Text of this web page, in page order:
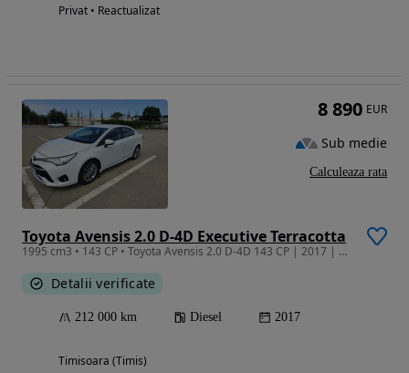
Privat • Reactualizat
Toyota Avensis 2.0 D-4D Executive Terracotta
1995 cm3 • 143 CP • Toyota Avensis 2.0 D-4D 143 CP | 2017 | Executive Terracotta | 210.850
Detalii verificate
212 000 km Diesel 2017
Timisoara (Timis)
8 890 EUR
Sub medie
Calculeaza rata